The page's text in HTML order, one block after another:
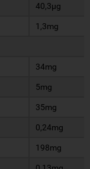
40,3μg
1,3mg
34mg
5mg
35mg
0,24mg
198mg